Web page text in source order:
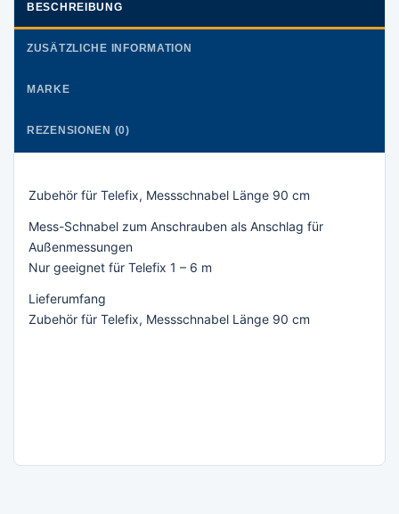
BESCHREIBUNG
ZUSÄTZLICHE INFORMATION
MARKE
REZENSIONEN (0)
Zubehör für Telefix, Messschnabel Länge 90 cm
Mess-Schnabel zum Anschrauben als Anschlag für
Außenmessungen
Nur geeignet für Telefix 1 – 6 m
Lieferumfang
Zubehör für Telefix, Messschnabel Länge 90 cm